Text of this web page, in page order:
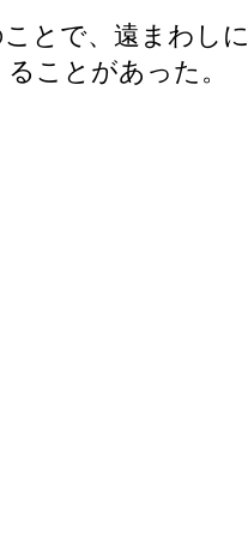
とで、遠まわし
ことがあった。